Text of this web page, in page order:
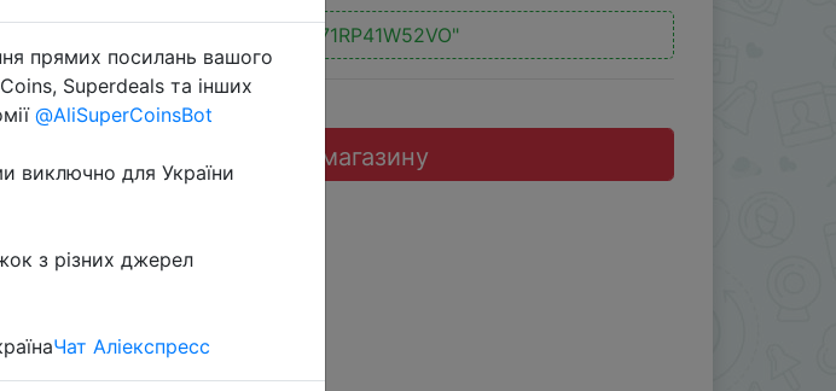
"U71RP41W52VO"
Перейти до магазину
Coins в приложении.
прямих посилань вашого
Superdeals та інших
@AliSuperCoinsBot
виключно для України
з різних джерел
Чат Аліекспресс